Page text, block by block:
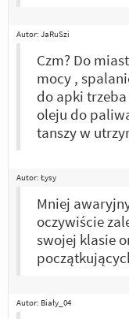
Autor: JaRuSzi
Czm? Do
mocy ,
do apki
oleju do
tanszy w
Autor: Łysy
Mniej
oczywiście
swojej klasie
Autor: Biały_04